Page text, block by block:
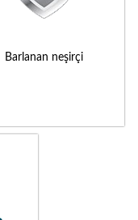
Barlanan neşirçi